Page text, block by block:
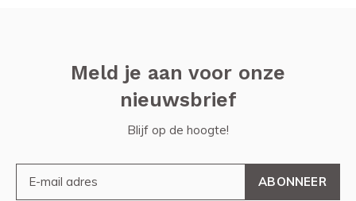
Meld je aan voor onze
nieuwsbrief
Blijf op de hoogte!
ABONNEER